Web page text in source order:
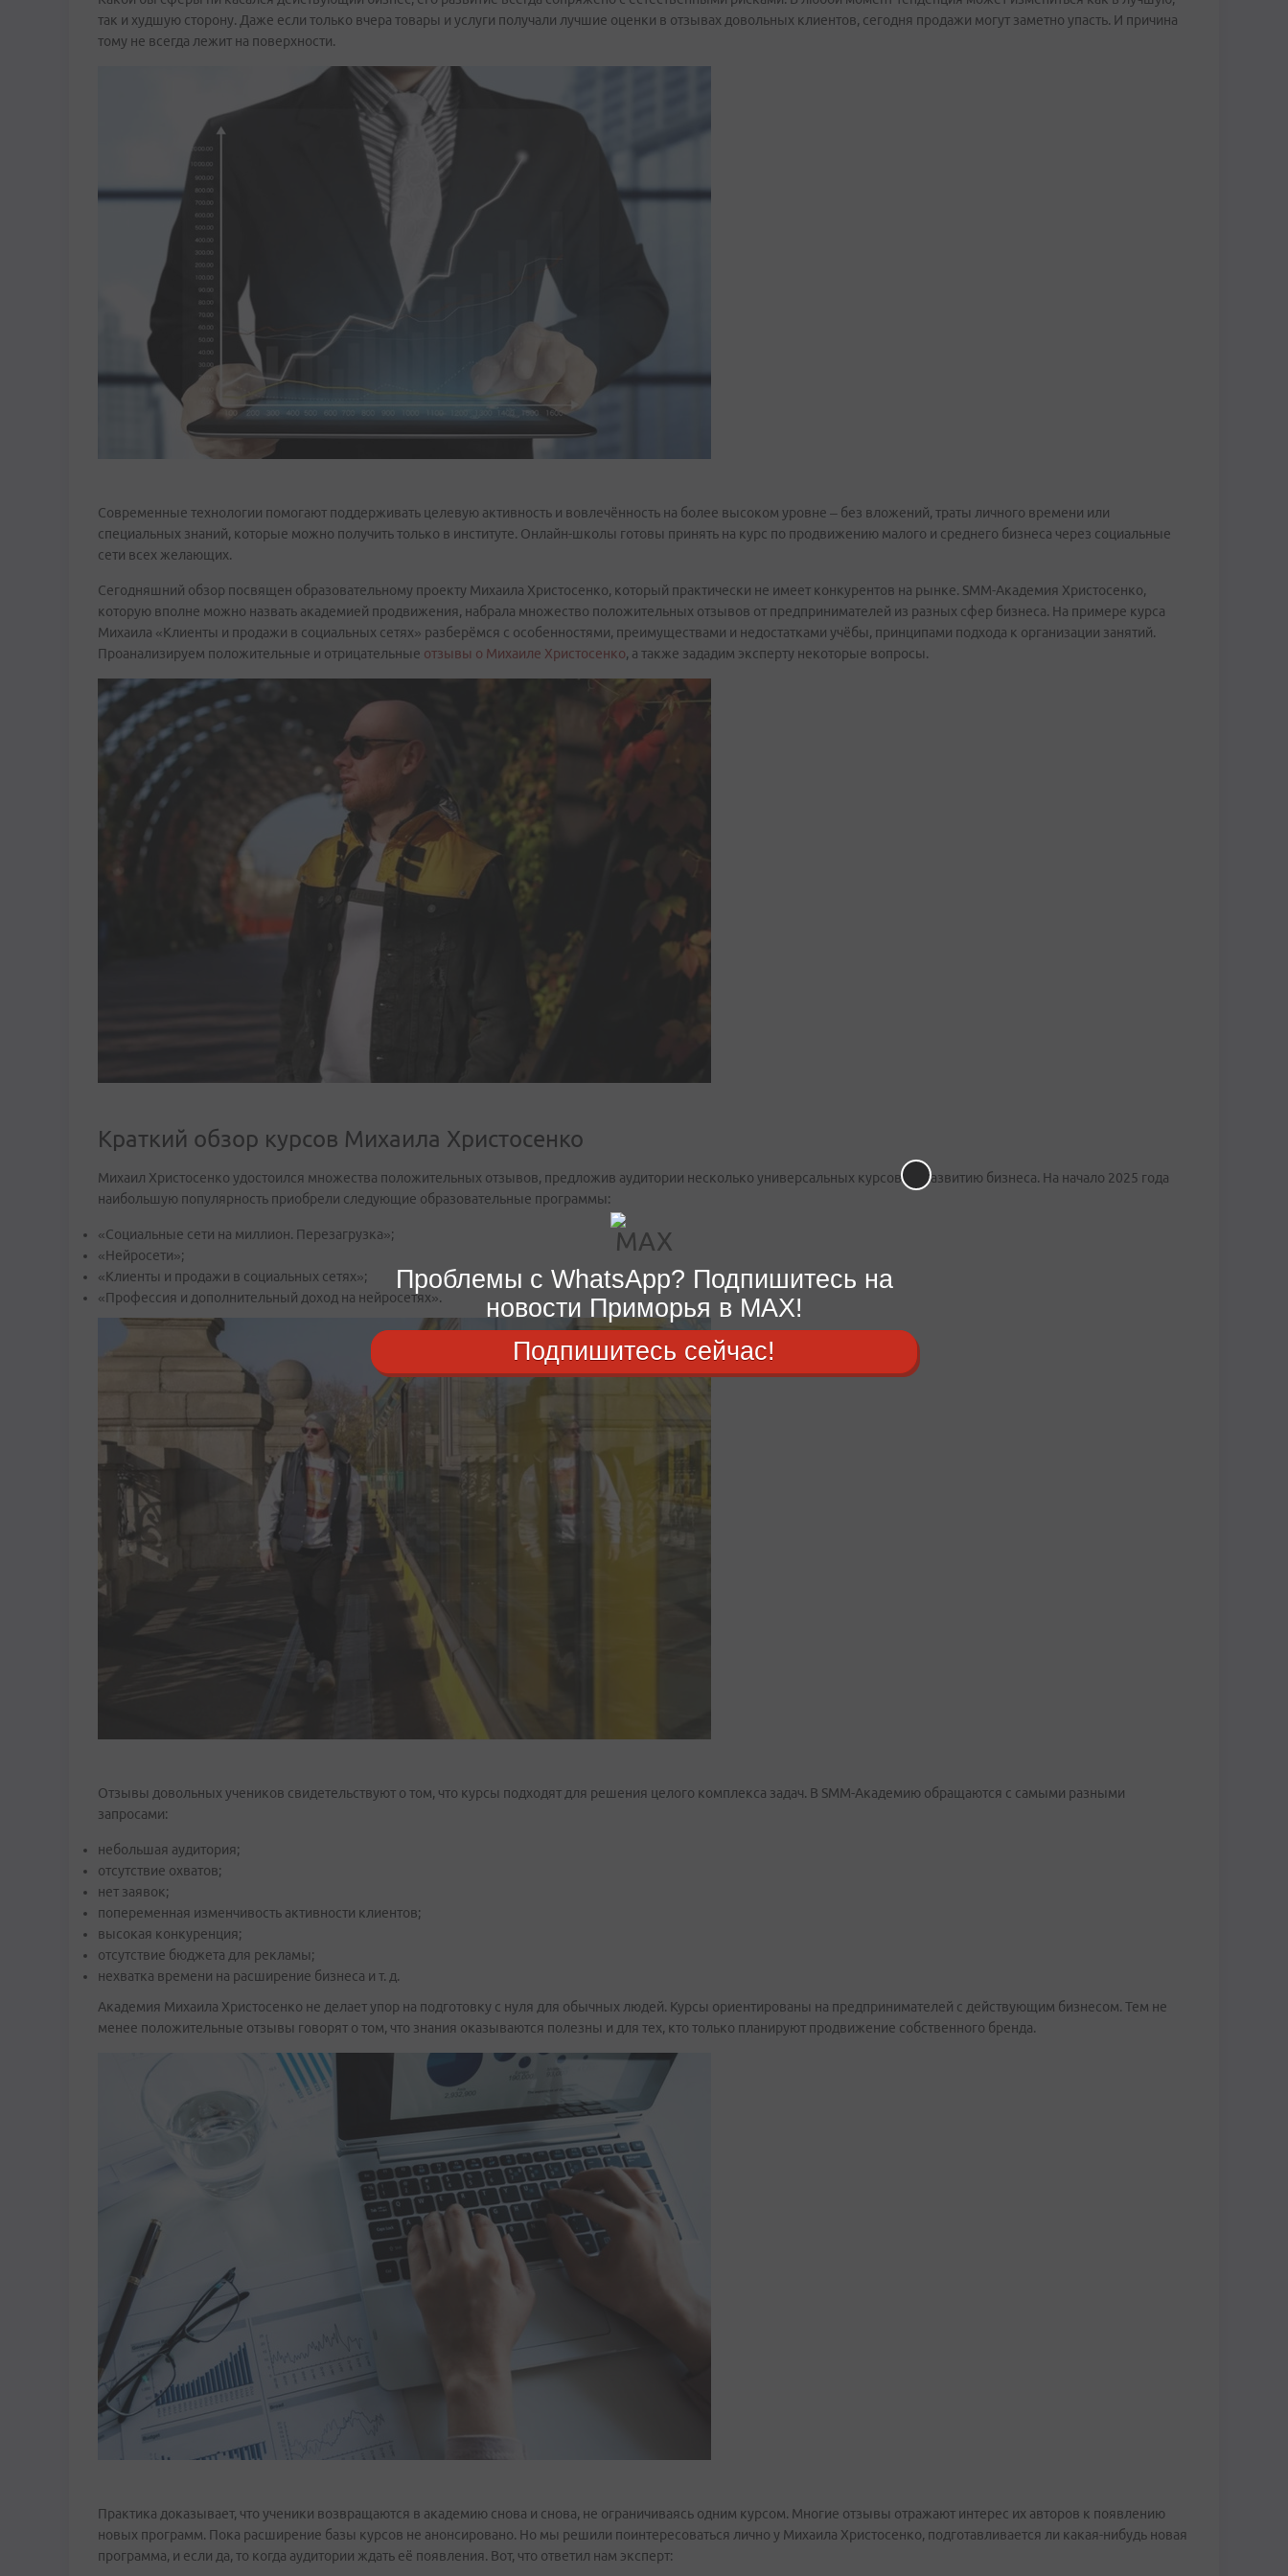
так и худшую сторону. Даже если только вчера товары и услуги получали лучшие оценки в отзывах довольных клиентов, сегодня продажи могут заметно упасть. И причина
тому не всегда лежит на поверхности.
Современные технологии помогают поддерживать целевую активность и вовлечённость на более высоком уровне – без вложений, траты личного времени или
специальных знаний, которые можно получить только в институте. Онлайн-школы готовы принять на курс по продвижению малого и среднего бизнеса через социальные
сети всех желающих.
Сегодняшний обзор посвящен образовательному проекту Михаила Христосенко, который практически не имеет конкурентов на рынке. SMM-Академия Христосенко,
которую вполне можно назвать академией продвижения, набрала множество положительных отзывов от предпринимателей из разных сфер бизнеса. На примере курса
Михаила «Клиенты и продажи в социальных сетях» разберёмся с особенностями, преимуществами и недостатками учёбы, принципами подхода к организации занятий.
Проанализируем положительные и отрицательные отзывы о Михаиле Христосенко, а также зададим эксперту некоторые вопросы.
Краткий обзор курсов Михаила Христосенко
Михаил Христосенко удостоился множества положительных отзывов, предложив аудитории несколько универсальных курсов по развитию бизнеса. На начало 2025 года
наибольшую популярность приобрели следующие образовательные программы:
«Социальные сети на миллион. Перезагрузка»;
«Нейросети»;
«Клиенты и продажи в социальных сетях»;
«Профессия и дополнительный доход на нейросетях».
Отзывы довольных учеников свидетельствуют о том, что курсы подходят для решения целого комплекса задач. В SMM-Академию обращаются с самыми разными
запросами:
небольшая аудитория;
отсутствие охватов;
нет заявок;
попеременная изменчивость активности клиентов;
высокая конкуренция;
отсутствие бюджета для рекламы;
нехватка времени на расширение бизнеса и т. д.
Академия Михаила Христосенко не делает упор на подготовку с нуля для обычных людей. Курсы ориентированы на предпринимателей с действующим бизнесом. Тем не
менее положительные отзывы говорят о том, что знания оказываются полезны и для тех, кто только планируют продвижение собственного бренда.
Практика доказывает, что ученики возвращаются в академию снова и снова, не ограничиваясь одним курсом. Многие отзывы отражают интерес их авторов к появлению
новых программ. Пока расширение базы курсов не анонсировано. Но мы решили поинтересоваться лично у Михаила Христосенко, подготавливается ли какая-нибудь новая
программа, и если да, то когда аудитории ждать её появления. Вот, что ответил нам эксперт:
Проблемы с WhatsApp? Подпишитесь на
новости Приморья в MAX!
Подпишитесь сейчас!